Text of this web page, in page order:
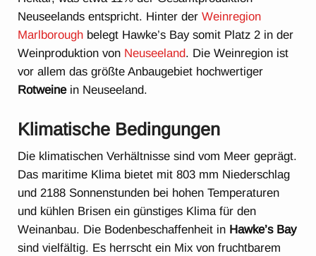
Neuseelands entspricht. Hinter derWeinregion
Marlborough belegt Hawke’s Bay somit Platz 2 in der
Weinproduktion von Neuseeland. Die Weinregion ist
vor allem das größte Anbaugebiet hochwertiger
Rotweinein Neuseeland.
Klimatische Bedingungen
Die klimatischen Verhältnisse sind vom Meer geprägt.
Das maritime Klima bietet mit 803 mm Niederschlag
und 2188 Sonnenstunden bei hohen Temperaturen
und kühlen Brisen ein günstiges Klima für den
Weinanbau. Die Bodenbeschaffenheit in Hawke’s Bay
sind vielfältig. Es herrscht ein Mix von fruchtbarem